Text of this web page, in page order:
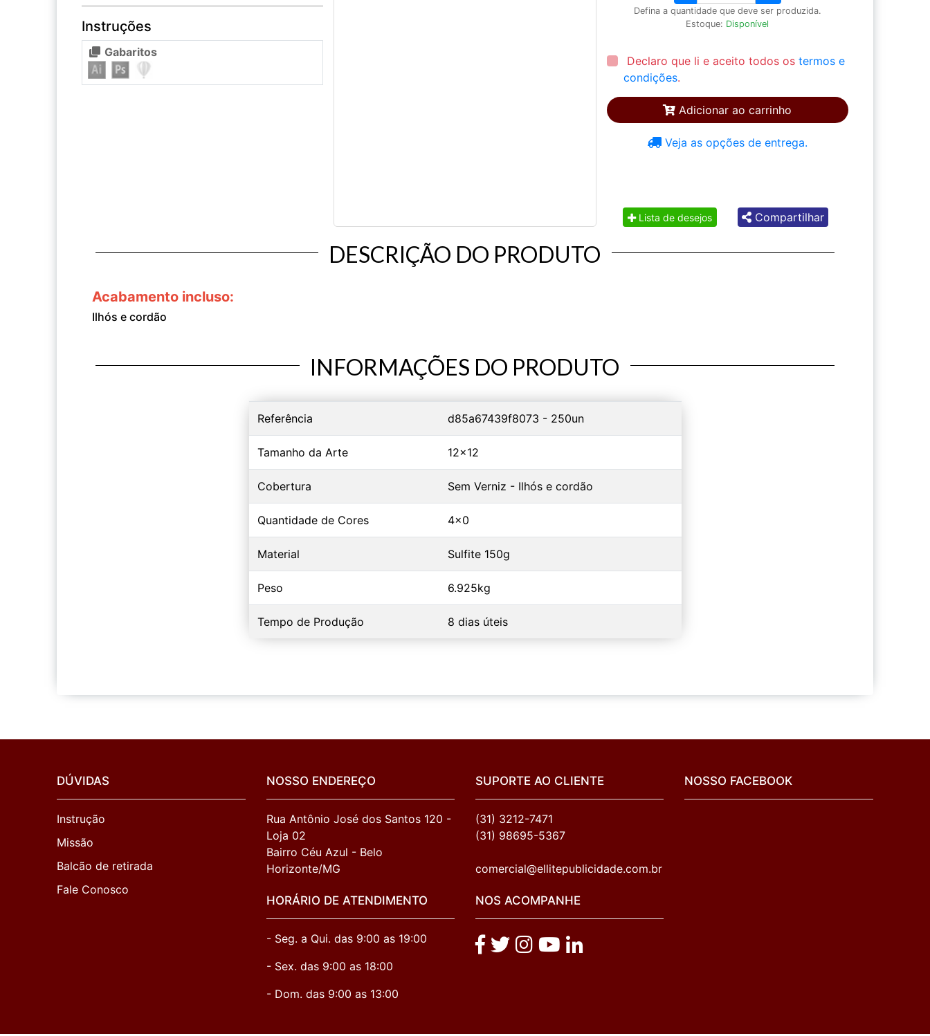
Instruções
Gabaritos
Defina a quantidade que deve ser produzida.
Estoque: Disponível
Declaro que li e aceito todos os termos e
condições.
Adicionar ao carrinho
Veja as opções de entrega.
Lista de desejos Compartilhar
DESCRIÇÃO DO PRODUTO
Acabamento incluso:
Ilhós e cordão
INFORMAÇÕES DO PRODUTO
Referência d85a67439f8073 - 250un
Tamanho da Arte 12x12
Cobertura Sem Verniz - Ilhós e cordão
Quantidade de Cores 4x0
Material Sulfite 150g
Peso 6.925kg
Tempo de Produção 8 dias úteis
DÚVIDAS
Instrução
Missão
Balcão de retirada
Fale Conosco
NOSSO ENDEREÇO
Rua Antônio José dos Santos 120 -
Loja 02
Bairro Céu Azul - Belo
Horizonte/MG
HORÁRIO DE ATENDIMENTO
- Seg. a Qui. das 9:00 as 19:00
- Sex. das 9:00 as 18:00
- Dom. das 9:00 as 13:00
SUPORTE AO CLIENTE
(31) 3212-7471
(31) 98695-5367
comercial@ellitepublicidade.com.br
NOS ACOMPANHE
NOSSO FACEBOOK